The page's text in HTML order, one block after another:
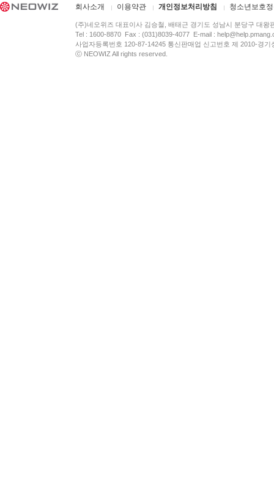
회사소개 이용약관 개인정보처리방침 청소년보호
(주)네오위즈 대표이사 김승철, 배태근 경기도 성남시 분당구 대왕
Tel : 1600-8870 Fax : (031)8039-4077 E-mail :
사업자등록번호 120-87-14245 통신판매업 신고번호 제 2010-경
ⓒ NEOWIZ All rights reserved.